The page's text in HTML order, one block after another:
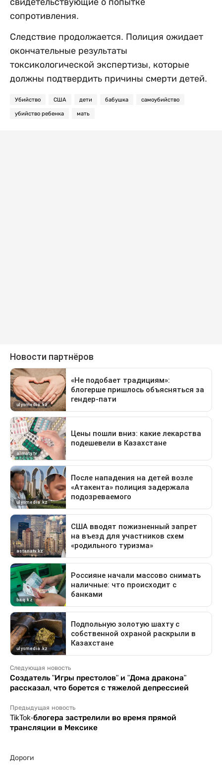
свидетельствующие о попытке
сопротивления.
Следствие продолжается. Полиция ожидает
окончательные результаты
токсикологической экспертизы, которые
должны подтвердить причины смерти детей.
Убийство США дети бабушка самоубийство
убийство ребенка мать
Следующая новость
Создатель "Игры престолов" и "Дома дракона"
рассказал, что борется с тяжелой депрессией
Предыдущая новость
TikTok-блогера застрелили во время прямой
трансляции в Мексике
Дороги